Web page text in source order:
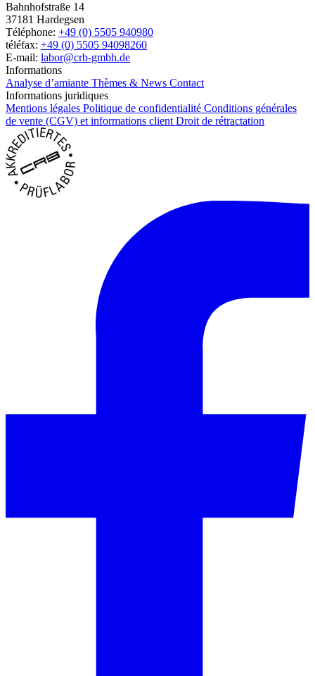
Bahnhofstraße 14
37181 Hardegsen
Téléphone: +49 (0) 5505 940980
téléfax: +49 (0) 5505 94098260
E-mail: labor@crb-gmbh.de
Informations
Analyse d’amiante Thèmes & News Contact
Informations juridiques
Mentions légales Politique de confidentialité Conditions générales
de vente (CGV) et informations client Droit de rétractation